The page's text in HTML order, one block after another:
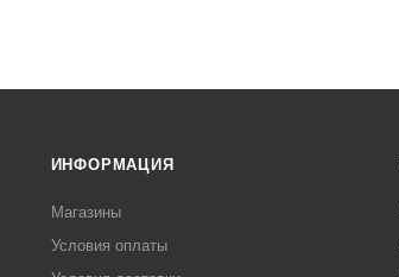
ИНФОРМАЦИЯ
Магазины
Условия оплаты